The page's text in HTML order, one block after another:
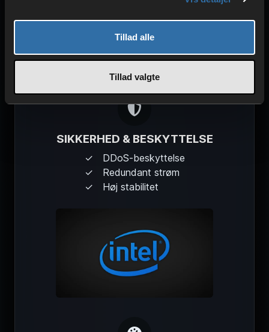
Tillad alle
Tillad valgte
SIKKERHED & BESKYTTELSE
DDoS-beskyttelse
Redundant strøm
Høj stabilitet